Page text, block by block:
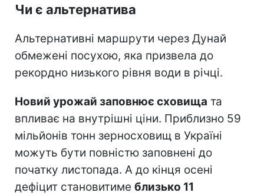
Чи є альтернатива
Альтернативні маршрути через Дунай
обмежені посухою, яка призвела до
рекордно низького рівня води в річці.
Новий урожай заповнює сховища та
впливає на внутрішні ціни. Приблизно 59
мільйонів тонн зерносховищ в Україні
можуть бути повністю заповнені до
початку листопада. А до кінця осені
дефіцит становитиме близько 11